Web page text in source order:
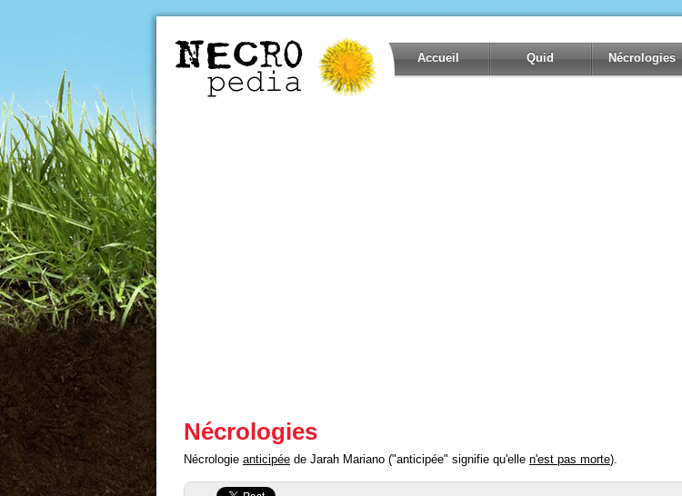
Accueil Quid Nécrologies
Nécrologies
Nécrologie anticipée de Jarah Mariano ("anticipée" signifie qu'elle n'est pas morte).